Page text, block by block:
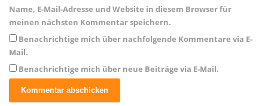
Name, E-Mail-Adresse und Website in diesem Browser für
meinen nächsten Kommentar speichern.
Benachrichtige mich über nachfolgende Kommentare via E-
Mail.
Benachrichtige mich über neue Beiträge via E-Mail.